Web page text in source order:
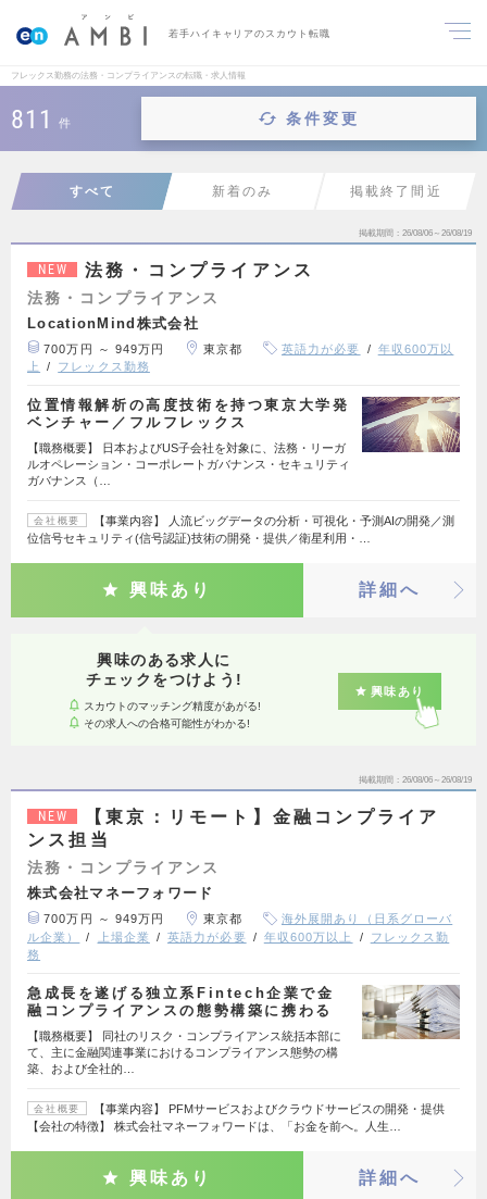
若手ハイキャリアのスカウト転職
フレックス勤務の法務・コンプライアンスの転職・求人情報
811 件 条件変更
すべて 新着のみ 掲載終了間近
掲載期間 26/08/06～26/08/19
NEW 法務・コンプライアンス
法務・コンプライアンス
LocationMind株式会社
700万円 ～ 949万円 東京都 英語力が必要
年収600万以
上
フレックス勤務
位置情報解析の高度技術を持つ東京大学発
ベンチャー／フルフレックス
【職務概要】 日本およびUS子会社を対象に、法務・リーガ
ルオペレーション・コーポレートガバナンス・セキュリティ
ガバナンス（…
会社概要
【事業内容】 人流ビッグデータの分析・可視化・予測AIの開発／測
位信号セキュリティ(信号認証)技術の開発・提供／衛星利用・…
興味あり 詳細へ
興味のある求人に
チェックをつけよう!
スカウトのマッチング精度があがる!
その求人への合格可能性がわかる!
興味あり
掲載期間 26/08/06～26/08/19
NEW
【東京：リモート】金融コンプライア
ンス担当
法務・コンプライアンス
株式会社マネーフォワード
700万円 ～ 949万円 東京都
海外展開あり（日系グローバ
ル企業）
上場企業 英語力が必要 年収600万以上
フレックス勤
務
急成長を遂げる独立系Fintech企業で金
融コンプライアンスの態勢構築に携わる
【職務概要】 同社のリスク・コンプライアンス統括本部に
て、主に金融関連事業におけるコンプライアンス態勢の構
築、および全社的…
会社概要
【事業内容】 PFMサービスおよびクラウドサービスの開発・提供
【会社の特徴】 株式会社マネーフォワードは、「お金を前へ。人生…
興味あり 詳細へ